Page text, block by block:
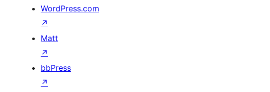
WordPress.com
↗
Matt
↗
bbPress
↗